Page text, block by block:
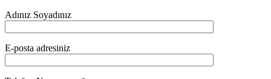
Adınız Soyadınız
E-posta adresiniz